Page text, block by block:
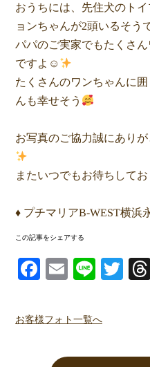
おうちには、先住犬のト
ョンちゃんが2頭いるそう
パパのご実家でもたくさ
ですよ☺
たくさんのワンちゃんに
んも幸せそう
お写真のご協力誠にあり
またいつでもお待ちして
♦ プチマリアB-WEST横浜
この記事をシェアする
FacebookEmail Line Twitter
お客様フォト一覧へ